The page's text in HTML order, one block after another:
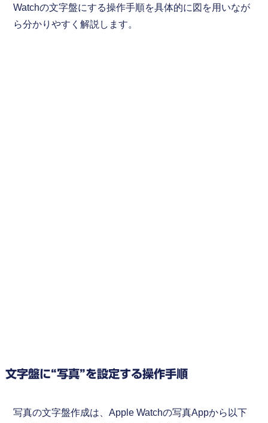
Watchの文字盤にする操作手順を具体的に図を用いなが
ら分かりやすく解説します。
文字盤に“写真”を設定する操作手順
写真の文字盤作成は、Apple Watchの写真Appから以下